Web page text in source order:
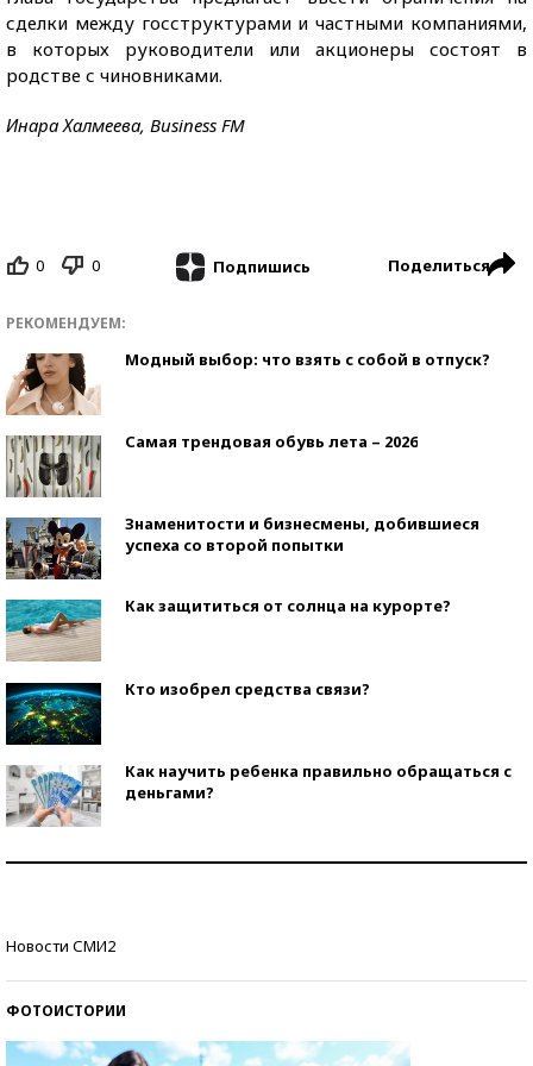
сделки между госструктурами и частными компаниями,
в которых руководители или акционеры состоят в
родстве с чиновниками.
Инара Халмеева, Business FM
0 0 Подпишись Поделиться
РЕКОМЕНДУЕМ:
Модный выбор: что взять с собой в отпуск?
Самая трендовая обувь лета – 2026
Знаменитости и бизнесмены, добившиеся
успеха со второй попытки
Как защититься от солнца на курорте?
Кто изобрел средства связи?
Как научить ребенка правильно обращаться с
деньгами?
Новости СМИ2
ФОТОИСТОРИИ